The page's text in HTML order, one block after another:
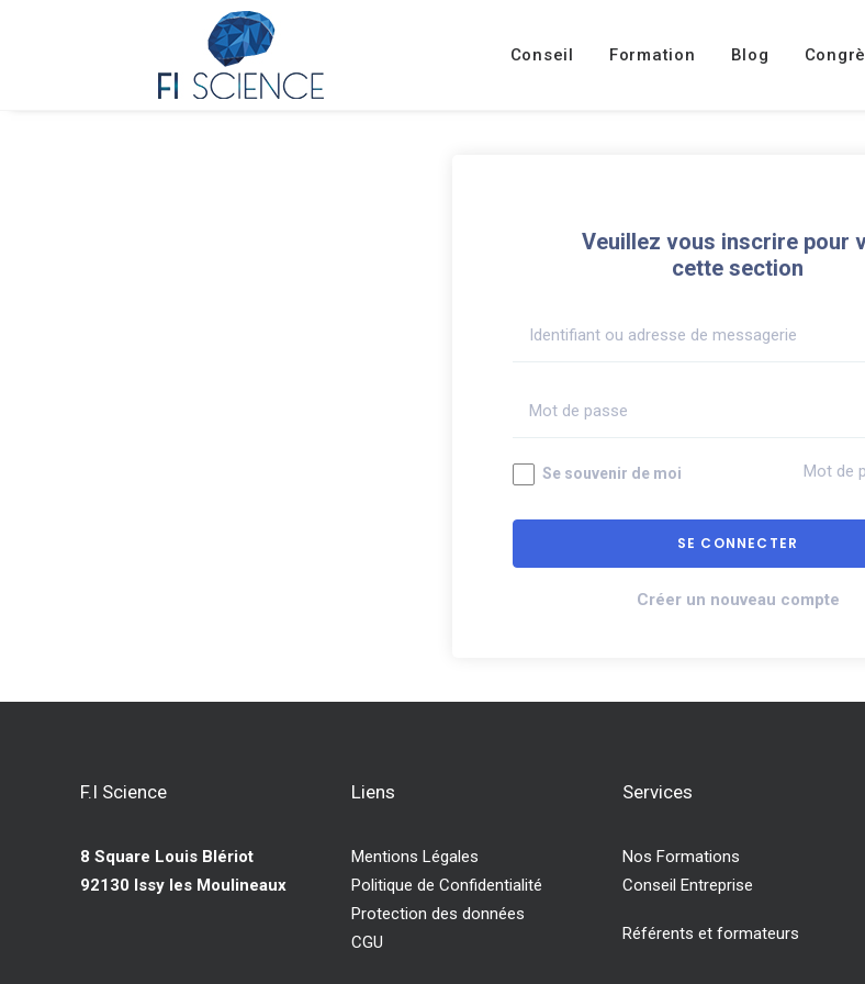
Conseil Formation Blog
Veuillez vous inscrire pour
cette section
Se souvenir de moi Mot de
Créer un nouveau compte
F.I Science
8 Square Louis Blériot
92130 Issy les Moulineaux
Liens
Mentions Légales
Politique de Confidentialité
Protection des données
CGU
Services
Nos Formations
Conseil Entreprise
Référents et formateurs